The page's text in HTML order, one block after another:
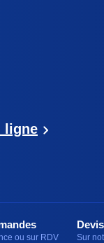
ligne
ou sur RDV Sur